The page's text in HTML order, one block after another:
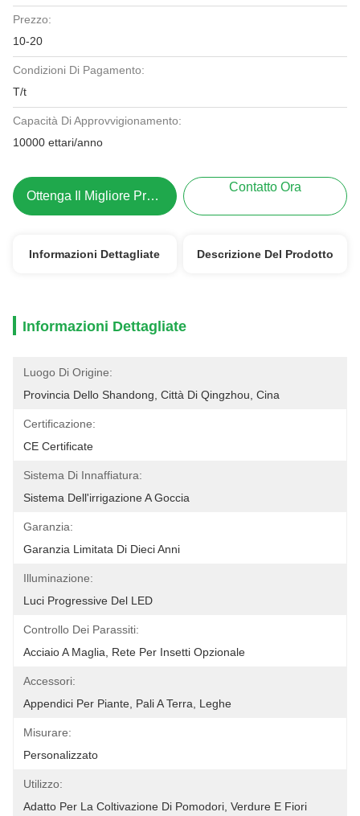
Prezzo:
10-20
Condizioni Di Pagamento:
T/t
Capacità Di Approvvigionamento:
10000 ettari/anno
Ottenga Il Migliore Prezzo
Contatto Ora
Informazioni Dettagliate Descrizione Del Prodotto
Informazioni Dettagliate
Luogo Di Origine:
Provincia Dello Shandong, Città Di Qingzhou, Cina
Certificazione:
CE Certificate
Sistema Di Innaffiatura:
Sistema Dell'irrigazione A Goccia
Garanzia:
Garanzia Limitata Di Dieci Anni
Illuminazione:
Luci Progressive Del LED
Controllo Dei Parassiti:
Acciaio A Maglia, Rete Per Insetti Opzionale
Accessori:
Appendici Per Piante, Pali A Terra, Leghe
Misurare:
Personalizzato
Utilizzo:
Adatto Per La Coltivazione Di Pomodori, Verdure E Fiori